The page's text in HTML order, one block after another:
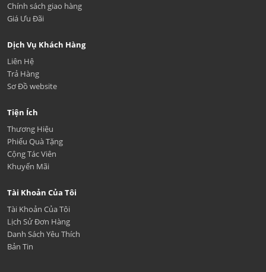
Chính sách giao hàng
Giá Ưu Đãi
Dịch Vụ Khách Hàng
Liên Hệ
Trả Hàng
Sơ Đồ website
Tiện Ích
Thương Hiệu
Phiếu Quà Tặng
Cộng Tác Viên
Khuyến Mãi
Tài Khoản Của Tôi
Tài Khoản Của Tôi
Lịch Sử Đơn Hàng
Danh Sách Yêu Thích
Bản Tin